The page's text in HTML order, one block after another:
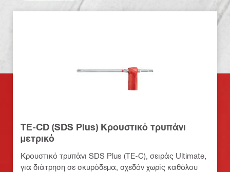
TE-CD (SDS Plus) Κρουστικό τρυπάνι
μετρικό
Kρουστικό τρυπάνι SDS Plus (TE-C), σειράς Ultimate,
για διάτρηση σε σκυρόδεμα, σχεδόν χωρίς καθόλου